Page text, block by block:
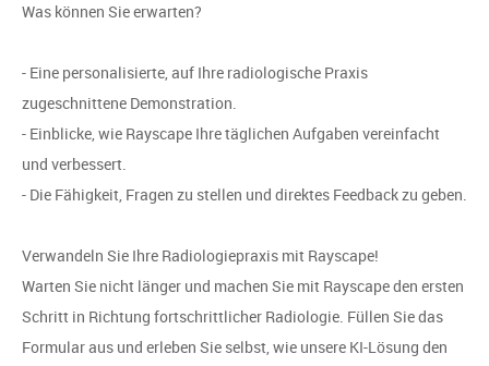
Was können Sie erwarten?
- Eine personalisierte, auf Ihre radiologische Praxis
zugeschnittene Demonstration.
- Einblicke, wie Rayscape Ihre täglichen Aufgaben vereinfacht
und verbessert.
- Die Fähigkeit, Fragen zu stellen und direktes Feedback zu geben.
Verwandeln Sie Ihre Radiologiepraxis mit Rayscape!
Warten Sie nicht länger und machen Sie mit Rayscape den ersten
Schritt in Richtung fortschrittlicher Radiologie. Füllen Sie das
Formular aus und erleben Sie selbst, wie unsere KI-Lösung den